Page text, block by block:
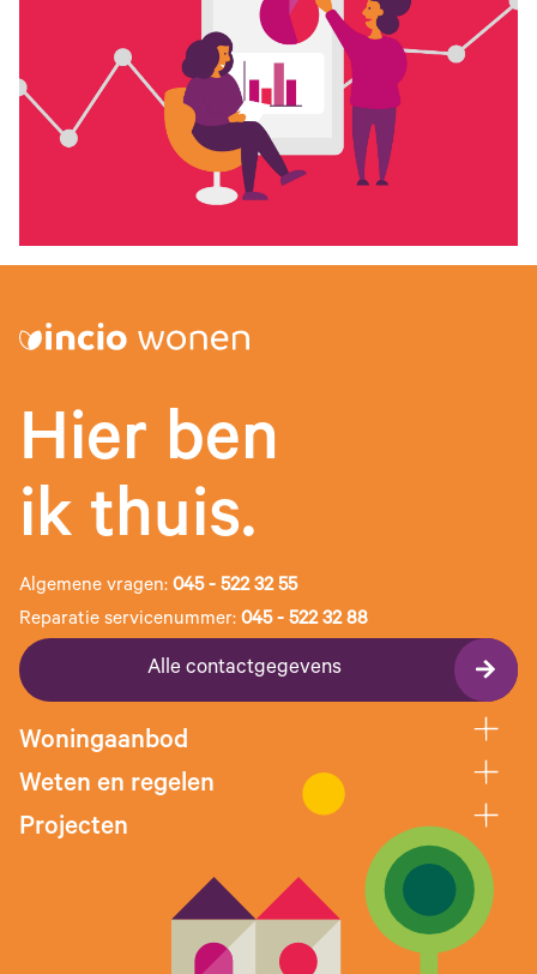
Hier ben
ik thuis.
Algemene vragen: 045 - 522 32 55
Reparatie servicenummer: 045 - 522 32 88
Alle contactgegevens
Woningaanbod
Weten en regelen
Projecten